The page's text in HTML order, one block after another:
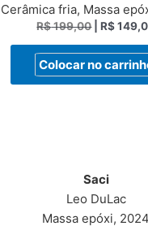
Cerâmica fria, Massa
R$199,00|R$
Colocar no
Saci
Leo DuLac
Massa epóxi, 2024